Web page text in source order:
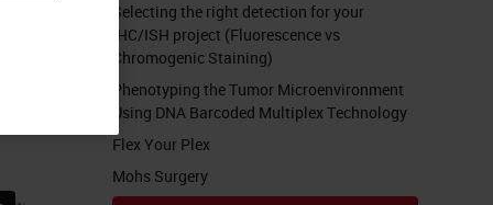
Selecting the right detection for your
IHC/ISH project (Fluorescence vs
Chromogenic Staining)
Phenotyping the Tumor Microenvironment
Using DNA Barcoded Multiplex Technology
Flex Your Plex
Mohs Surgery